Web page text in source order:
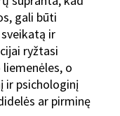
gali būti
ir
ryžtasi
o
ir psichologinį
ar pirminę